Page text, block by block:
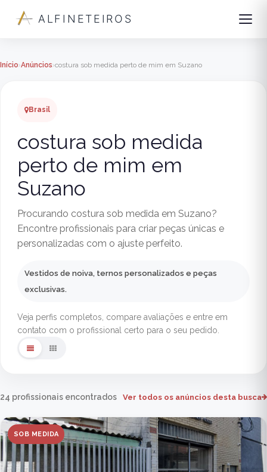
ALFINETEIROS
Início Anúncios costura sob medida perto de mim em Suzano
Brasil
costura sob medida
perto de mim em
Suzano
Procurando costura sob medida em Suzano?
Encontre profissionais para criar peças únicas e
personalizadas com o ajuste perfeito.
Vestidos de noiva, ternos personalizados e peças
exclusivas.
Veja perfis completos, compare avaliações e entre em
contato com o profissional certo para o seu pedido.
24 profissionais encontrados Ver todos os anúncios desta busca
SOB MEDIDA